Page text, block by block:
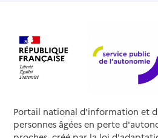
Portail national d'information et
personnes âgées en perte